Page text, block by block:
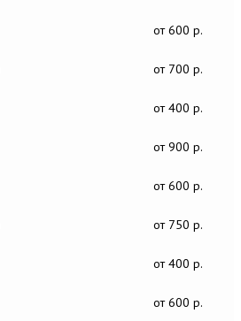
от 600 р.
от 700 р.
от 400 р.
от 900 р.
от 600 р.
от 750 р.
от 400 р.
от 600 р.